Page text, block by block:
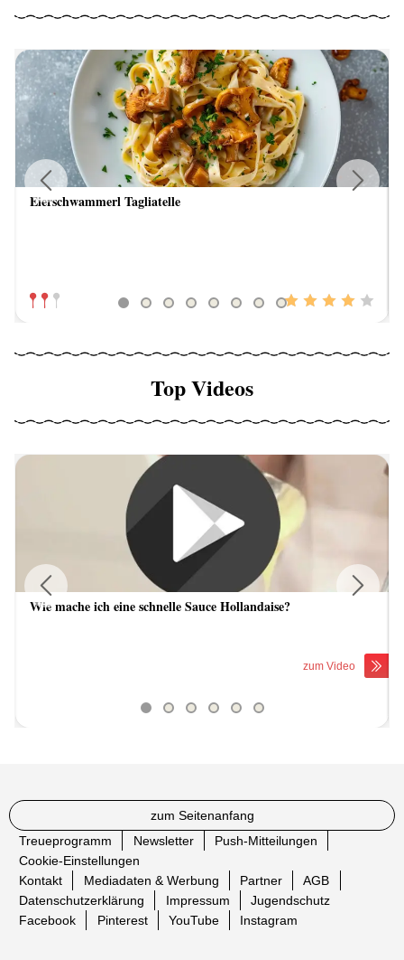
Eierschwammerl Tagliatelle
Previous
Top Videos
Wie mache ich eine schnelle Sauce Hollandaise?
zum Video
Previous
zum Seitenanfang
Treueprogramm
Newsletter
Push-Mitteilungen
Cookie-Einstellungen
Kontakt
Mediadaten & Werbung Partner
AGB
Datenschutzerklärung
Impressum
Jugendschutz
Facebook
Pinterest YouTube Instagram